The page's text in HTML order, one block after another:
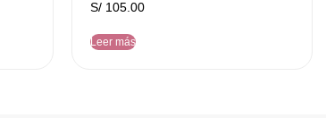
S/ 105.00
Leer más